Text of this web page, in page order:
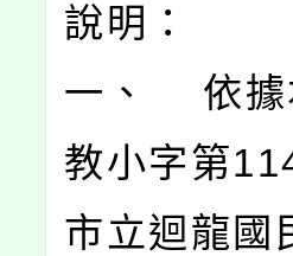
說明：
一、 依據
教小字第
市立迴龍國